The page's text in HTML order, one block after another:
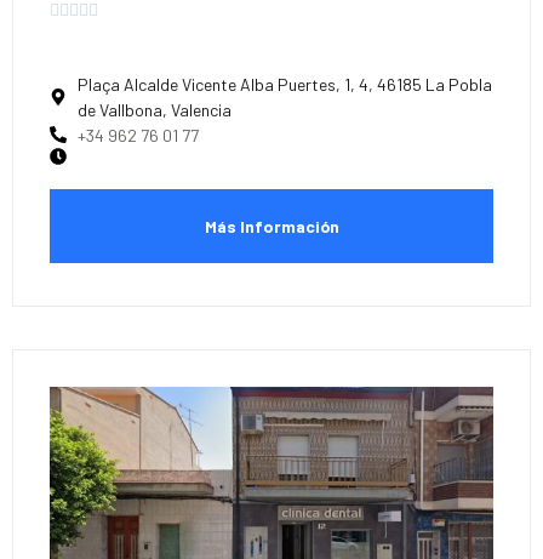

Plaça Alcalde Vicente Alba Puertes, 1, 4, 46185 La Pobla
de Vallbona, Valencia
+34 962 76 01 77
Más Información